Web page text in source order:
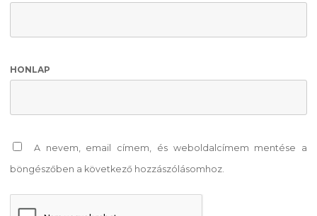
HONLAP
A nevem, email címem, és weboldalcímem mentése a
böngészőben a következő hozzászólásomhoz.